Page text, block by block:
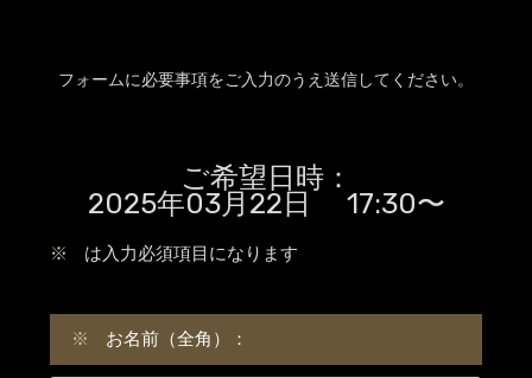
フォームに必要事項をご入力のうえ送信してください。
ご希望日時：
2025年03月22日 17:30〜
※ は入力必須項目になります
※ お名前（全角）：